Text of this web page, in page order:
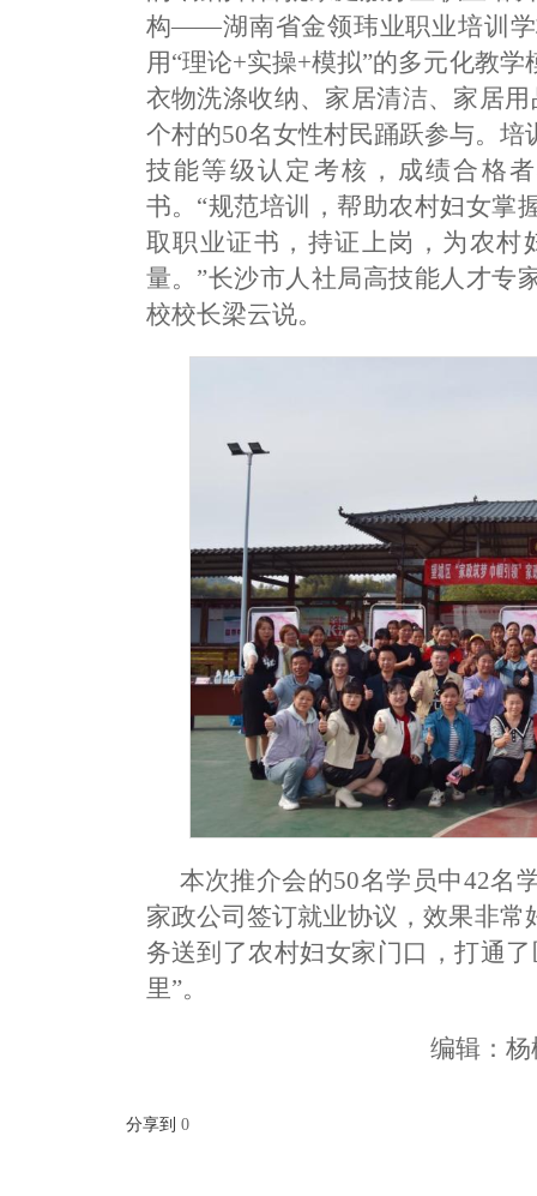
构——湖南省金领玮业职业培训
用“理论+实操+模拟”的多元化教
衣物洗涤收纳、家居清洁、家居
个村的50名女性村民踊跃参与。
技能等级认定考核，成绩合格
书。“规范培训，帮助农村妇女掌
取职业证书，持证上岗，为农
量。”长沙市人社局高技能人才专
校校长梁云说。
本次推介会的50名学员中42名
家政公司签订就业协议，效果非
务送到了农村妇女家门口，打通
里”。
编辑：
分享到 0